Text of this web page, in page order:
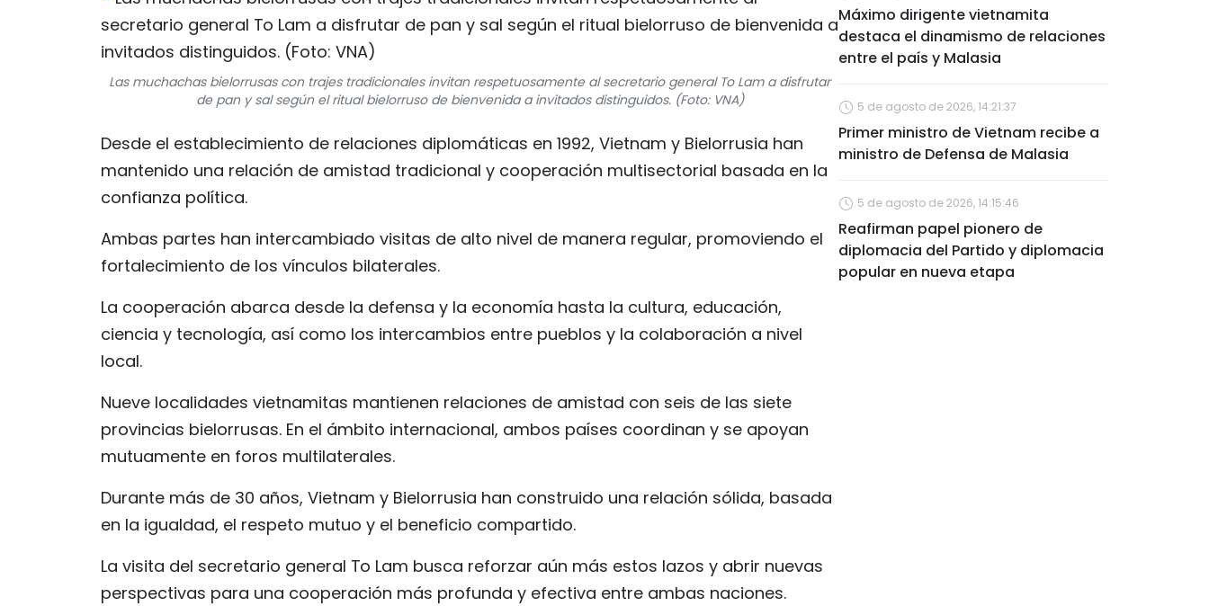
Las muchachas bielorrusas con trajes tradicionales invitan respetuosamente al secretario general To Lam a disfrutar
de pan y sal según el ritual bielorruso de bienvenida a invitados distinguidos. (Foto: VNA)
Desde el establecimiento de relaciones diplomáticas en 1992, Vietnam y Bielorrusia han
mantenido una relación de amistad tradicional y cooperación multisectorial basada en la
confianza política.
Ambas partes han intercambiado visitas de alto nivel de manera regular, promoviendo el
fortalecimiento de los vínculos bilaterales.
La cooperación abarca desde la defensa y la economía hasta la cultura, educación,
ciencia y tecnología, así como los intercambios entre pueblos y la colaboración a nivel
local.
Nueve localidades vietnamitas mantienen relaciones de amistad con seis de las siete
provincias bielorrusas. En el ámbito internacional, ambos países coordinan y se apoyan
mutuamente en foros multilaterales.
Durante más de 30 años, Vietnam y Bielorrusia han construido una relación sólida, basada
en la igualdad, el respeto mutuo y el beneficio compartido.
La visita del secretario general To Lam busca reforzar aún más estos lazos y abrir nuevas
perspectivas para una cooperación más profunda y efectiva entre ambas naciones.
Máximo dirigente vietnamita
destaca el dinamismo de relaciones
entre el país y Malasia
5 de agosto de 2026, 14:21:37
Primer ministro de Vietnam recibe a
ministro de Defensa de Malasia
5 de agosto de 2026, 14:15:46
Reafirman papel pionero de
diplomacia del Partido y diplomacia
popular en nueva etapa